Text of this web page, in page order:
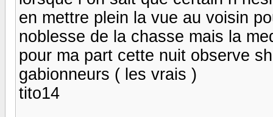
en mettre plein la vue au voisin
noblesse de la chasse mais la
pour ma part cette nuit observe
gabionneurs ( les vrais )
tito14